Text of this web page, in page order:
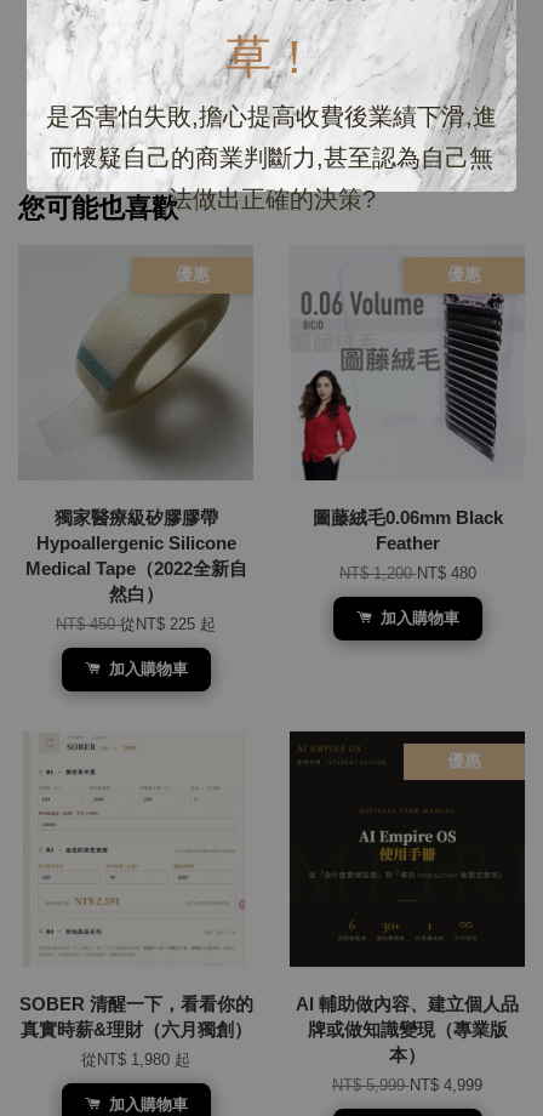
草！
是否害怕失敗,擔心提高收費後業績下滑,進
而懷疑自己的商業判斷力,甚至認為自己無
法做出正確的決策?
您可能也喜歡
優惠
獨家醫療級矽膠膠帶
Hypoallergenic Silicone
Medical Tape（2022全新自
然白）
NT$ 450從 NT$ 225 起
加入購物車
優惠
圖藤絨毛0.06mm Black
Feather
NT$ 1,200NT$ 480
加入購物車
SOBER 清醒一下，看看你的
真實時薪&理財（六月獨創）
從 NT$ 1,980 起
加入購物車
優惠
AI 輔助做內容、建立個人品
牌或做知識變現（專業版
本）
NT$ 5,999NT$ 4,999